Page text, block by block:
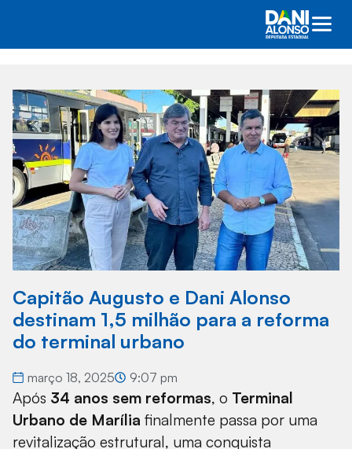
Capitão Augusto e Dani Alonso
destinam 1,5 milhão para a reforma
do terminal urbano
março 18, 2025 9:07 pm
Após 34 anos sem reformas, o Terminal
Urbano de Marília finalmente passa por uma
revitalização estrutural, uma conquista